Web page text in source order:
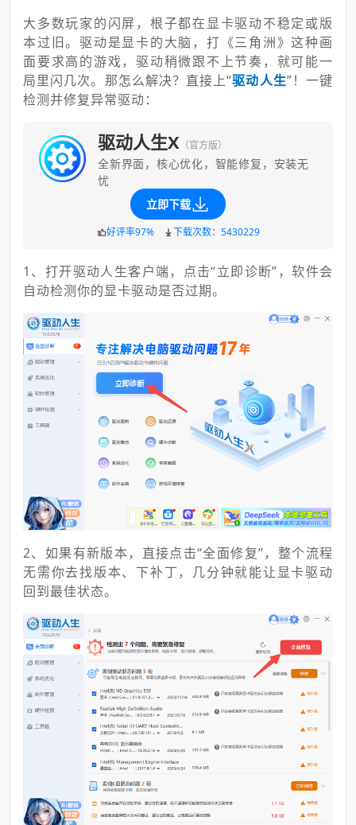
大多数玩家的闪屏，根子都在显卡驱动不稳定或版
本过旧。驱动是显卡的大脑，打《三角洲》这种画
面要求高的游戏，驱动稍微跟不上节奏，就可能一
局里闪几次。那怎么解决？直接上“驱动人生”！一键
检测并修复异常驱动：
驱动人生X （官方版）
全新界面，核心优化，智能修复，安装无
忧
立即下载
好评率97% 下载次数：5430229
1、打开驱动人生客户端，点击“立即诊断”，软件会
自动检测你的显卡驱动是否过期。
2、如果有新版本，直接点击“全面修复”，整个流程
无需你去找版本、下补丁，几分钟就能让显卡驱动
回到最佳状态。